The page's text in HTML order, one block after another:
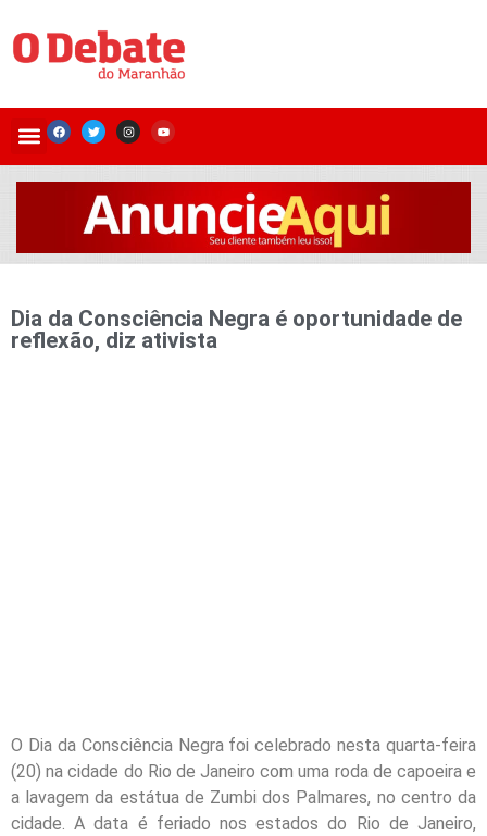
Dia da Consciência Negra é oportunidade de
reflexão, diz ativista
O Dia da Consciência Negra foi celebrado nesta quarta-feira
(20) na cidade do Rio de Janeiro com uma roda de capoeira e
a lavagem da estátua de Zumbi dos Palmares, no centro da
cidade. A data é feriado nos estados do Rio de Janeiro,